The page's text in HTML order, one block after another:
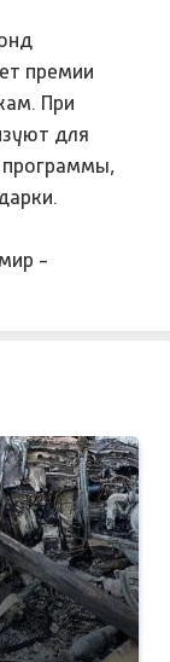
премии
При
для
программы,
-